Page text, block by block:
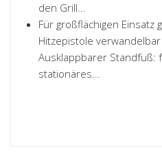
den Grill...
Für großflächigen Einsatz
Hitzepistole
Ausklappbarer Standfuß:
stationäres...